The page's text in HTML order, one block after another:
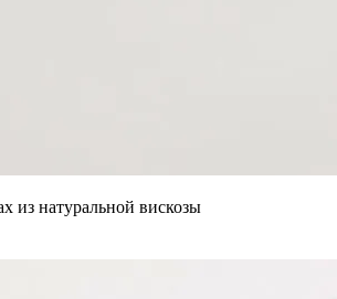
из натуральной вискозы